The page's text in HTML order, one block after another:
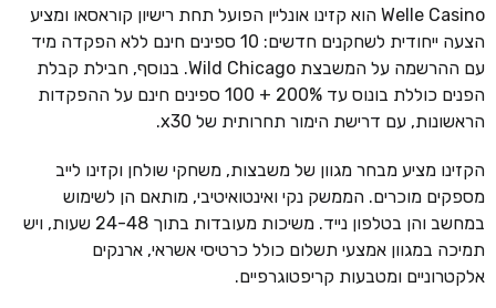
Welle Casino הוא קזינו אונליין הפועל תחת רישיון קוראסאו ומציע
הצעה ייחודית לשחקנים חדשים: 10 ספינים חינם ללא הפקדה מיד
עם ההרשמה על המשבצת Wild Chicago. בנוסף, חבילת קבלת
הפנים כוללת בונוס עד 200% + 100 ספינים חינם על ההפקדות
הראשונות, עם דרישת הימור תחרותית של x30.
הקזינו מציע מבחר מגוון של משבצות, משחקי שולחן וקזינו לייב
מספקים מוכרים. הממשק נקי ואינטואיטיבי, מותאם הן לשימוש
במחשב והן בטלפון נייד. משיכות מעובדות בתוך 24-48 שעות, ויש
תמיכה במגוון אמצעי תשלום כולל כרטיסי אשראי, ארנקים
אלקטרוניים ומטבעות קריפטוגרפיים.